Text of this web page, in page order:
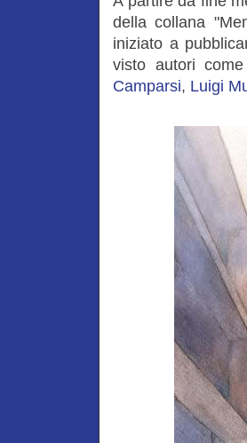
della collana
iniziato a
visto autori come
Camparsi, Luigi